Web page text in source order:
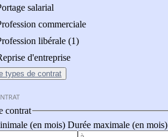
salarial
commerciale
libérale (1)
d'entreprise
types de contrat
contrat
(en mois) Durée maximale (en mois)